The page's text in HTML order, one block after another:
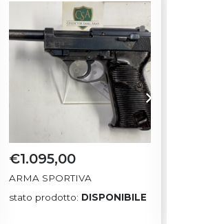
€1.095,00
ARMA SPORTIVA
stato prodotto: DISPONIBILE